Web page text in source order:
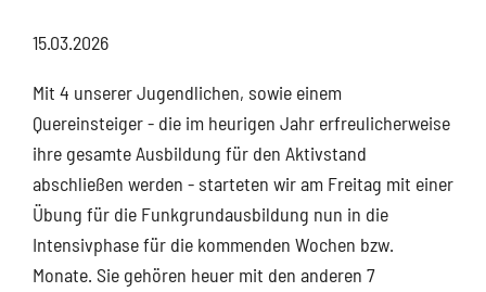
15.03.2026
Mit 4 unserer Jugendlichen, sowie einem
Quereinsteiger - die im heurigen Jahr erfreulicherweise
ihre gesamte Ausbildung für den Aktivstand
abschließen werden - starteten wir am Freitag mit einer
Übung für die Funkgrundausbildung nun in die
Intensivphase für die kommenden Wochen bzw.
Monate. Sie gehören heuer mit den anderen 7